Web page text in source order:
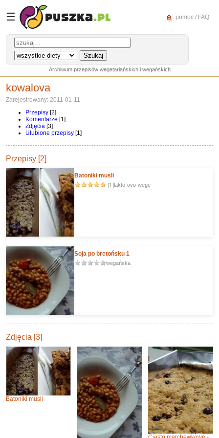
☰ pomoc / FAQ
Archiwum przepisów wegetariańskich i wegańskich
kowalova
Zarejestrowany: 2011-01-11
Przepisy [2]
Komentarze [1]
Zdjęcia [3]
Ulubione przepisy [1]
Przepisy [2]
Batoniki musli
[1]lakto-ovo-wege
Soja po bretońsku 1
wegańska
Zdjęcia [3]
Batoniki musli